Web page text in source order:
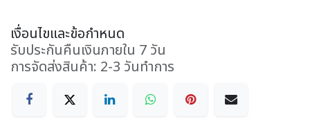
เงื่อนไขและข้อกำหนด
รับประกันคืนเงินภายใน 7 วัน
การจัดส่งสินค้า: 2-3 วันทำการ